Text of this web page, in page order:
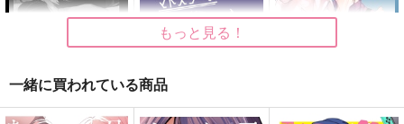
もっと見る！
一緒に買われている商品